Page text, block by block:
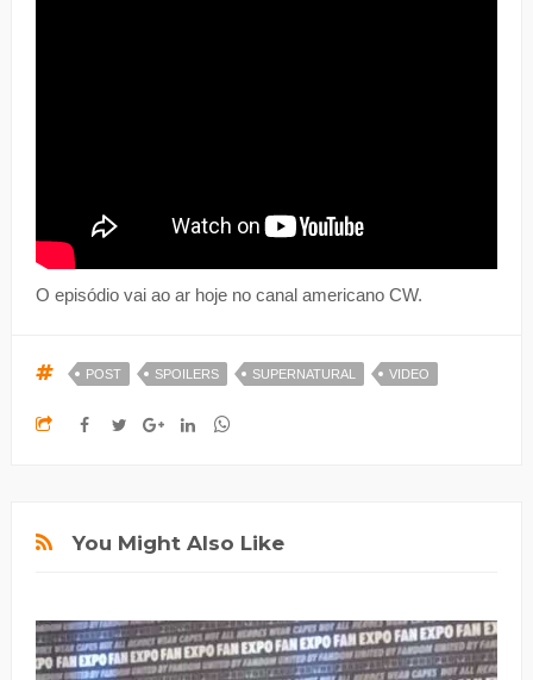
O episódio vai ao ar hoje no canal americano CW.
POST SPOILERS SUPERNATURAL VIDEO
You Might Also Like